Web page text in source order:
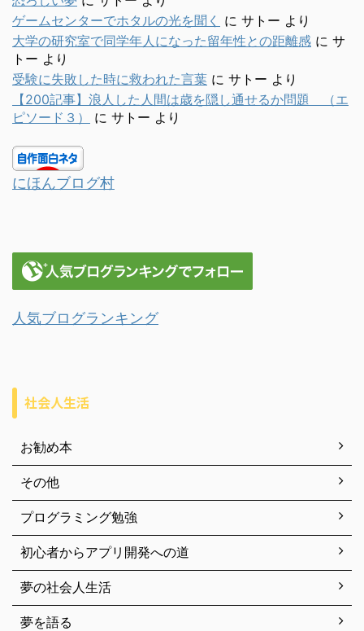
ゲームセンターでホタルの光を聞く に サトー より
大学の研究室で同学年人になった留年性との距離感 に サ
トー より
受験に失敗した時に救われた言葉 に サトー より
【200記事】浪人した人間は歳を隠し通せるか問題 （エ
ピソード３）
に サトー より
にほんブログ村
人気ブログランキング
社会人生活
お勧め本
その他
プログラミング勉強
初心者からアプリ開発への道
夢の社会人生活
夢を語る